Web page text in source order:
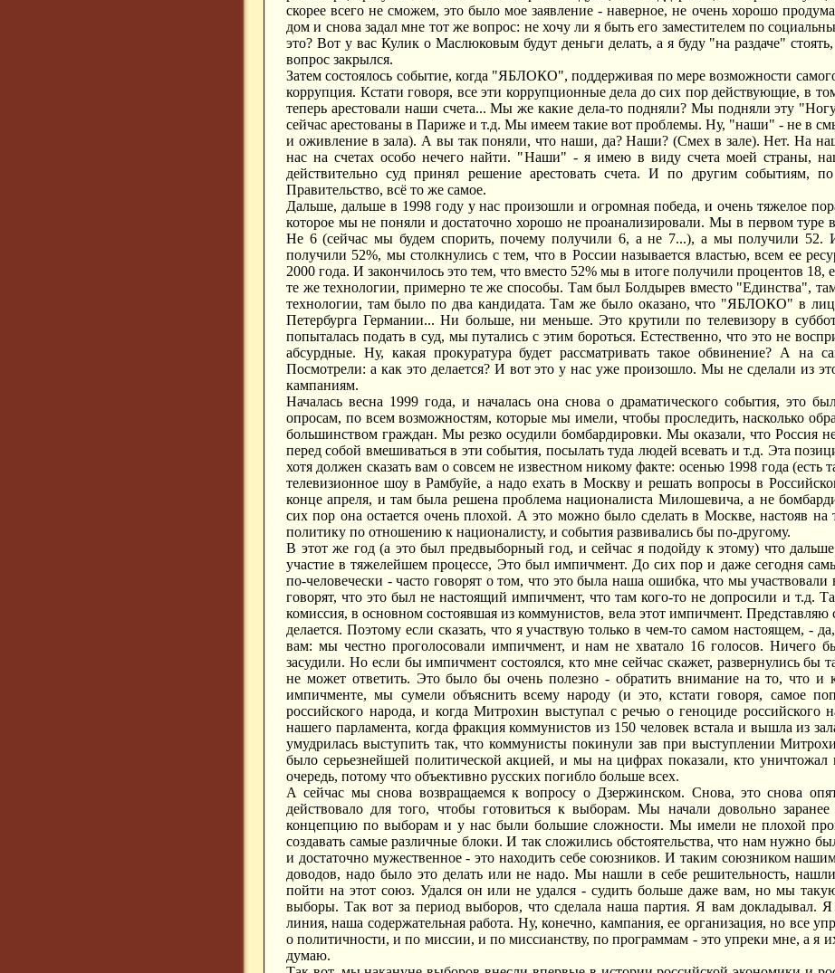
скорее всего не сможем, это было мое заявление - наверное, не очень хорошо
дом и снова задал мне тот же вопрос: не хочу ли я быть его заместителем по
это? Вот у вас Кулик о Маслюковым будут деньги делать, а я буду "на раздаче"
вопрос закрылся.
Затем состоялось событие, когда "ЯБЛОКО", поддерживая по мере возможности
коррупция. Кстати говоря, все эти коррупционные дела до сих пор действующие, в
теперь арестовали наши счета... Мы же какие дела-то подняли? Мы подняли эту
сейчас арестованы в Париже и т.д. Мы имеем такие вот проблемы. Ну, "наши" - не в
и оживление в зала). А вы так поняли, что наши, да? Наши? (Смех в зале). Нет. На
нас на счетах особо нечего найти. "Наши" - я имею в виду счета моей страны,
действительно суд принял решение арестовать счета. И по другим событиям,
Правительство, всё то же самое.
Дальше, дальше в 1998 году у нас произошли и огромная победа, и очень тяжелое
которое мы не поняли и достаточно хорошо не проанализировали. Мы в первом туре
Не 6 (сейчас мы будем спорить, почему получили 6, а не 7...), а мы получили 52.
получили 52%, мы столкнулись с тем, что в России называется властью, всем ее
2000 года. И закончилось это тем, что вместо 52% мы в итоге получили процентов
те же технологии, примерно те же способы. Там был Болдырев вместо "Единства",
технологии, там было по два кандидата. Там же было оказано, что "ЯБЛОКО" в
Петербурга Германии... Ни больше, ни меньше. Это крутили по телевизору в
попыталась подать в суд, мы путались с этим бороться. Естественно, что это не
абсурдные. Ну, какая прокуратура будет рассматривать такое обвинение? А на
Посмотрели: а как это делается? И вот это у нас уже произошло. Мы не сделали из
кампаниям.
Началась весна 1999 года, и началась она снова о драматического события, это
опросам, по всем возможностям, которые мы имели, чтобы проследить, насколько
большинством граждан. Мы резко осудили бомбардировки. Мы оказали, что Россия
перед собой вмешиваться в эти события, посылать туда людей всевать и т.д. Эта
хотя должен сказать вам о совсем не известном никому факте: осенью 1998 года (есть
телевизионное шоу в Рамбуйе, а надо ехать в Москву и решать вопросы в
конце апреля, и там была решена проблема националиста Милошевича, а не
сих пор она остается очень плохой. А это можно было сделать в Москве, настояв
политику по отношению к националисту, и события развивались бы по-другому.
В этот же год (а это был предвыборный год, и сейчас я подойду к этому) что
участие в тяжелейшем процессе, Это был импичмент. До сих пор и даже сегодня
по-человечески - часто говорят о том, что это была наша ошибка, что мы
говорят, что это был не настоящий импичмент, что там кого-то не допросили и т.д.
комиссия, в основном состоявшая из коммунистов, вела этот импичмент. Представляю
делается. Поэтому если сказать, что я участвую только в чем-то самом настоящем, -
вам: мы честно проголосовали импичмент, и нам не хватало 16 голосов.
засудили. Но если бы импичмент состоялся, кто мне сейчас скажет, развернулись бы
не может ответить. Это было бы очень полезно - обратить внимание на то, что
импичменте, мы сумели объяснить всему народу (и это, кстати говоря, самое
российского народа, и когда Митрохин выступал с речью о геноциде российского
нашего парламента, когда фракция коммунистов из 150 человек встала и вышла из
умудрилась выступить так, что коммунисты покинули зав при выступлении
было серьезнейшей политической акцией, и мы на цифрах показали, кто
очередь, потому что объективно русских погибло больше всех.
А сейчас мы снова возвращаемся к вопросу о Дзержинском. Снова, это снова
действовало для того, чтобы готовиться к выборам. Мы начали довольно
концепцию по выборам и у нас были большие сложности. Мы имели не плохой
создавать самые различные блоки. И так сложились обстоятельства, что нам нужно
и достаточно мужественное - это находить себе союзников. И таким союзником
доводов, надо было это делать или не надо. Мы нашли в себе решительность,
пойти на этот союз. Удался он или не удался - судить больше даже вам, но мы
выборы. Так вот за период выборов, что сделала наша партия. Я вам докладывал. Я
линия, наша содержательная работа. Ну, конечно, кампания, ее организация, но все
о политичности, и по миссии, и по миссианству, по программам - это упреки мне, а я
думаю.